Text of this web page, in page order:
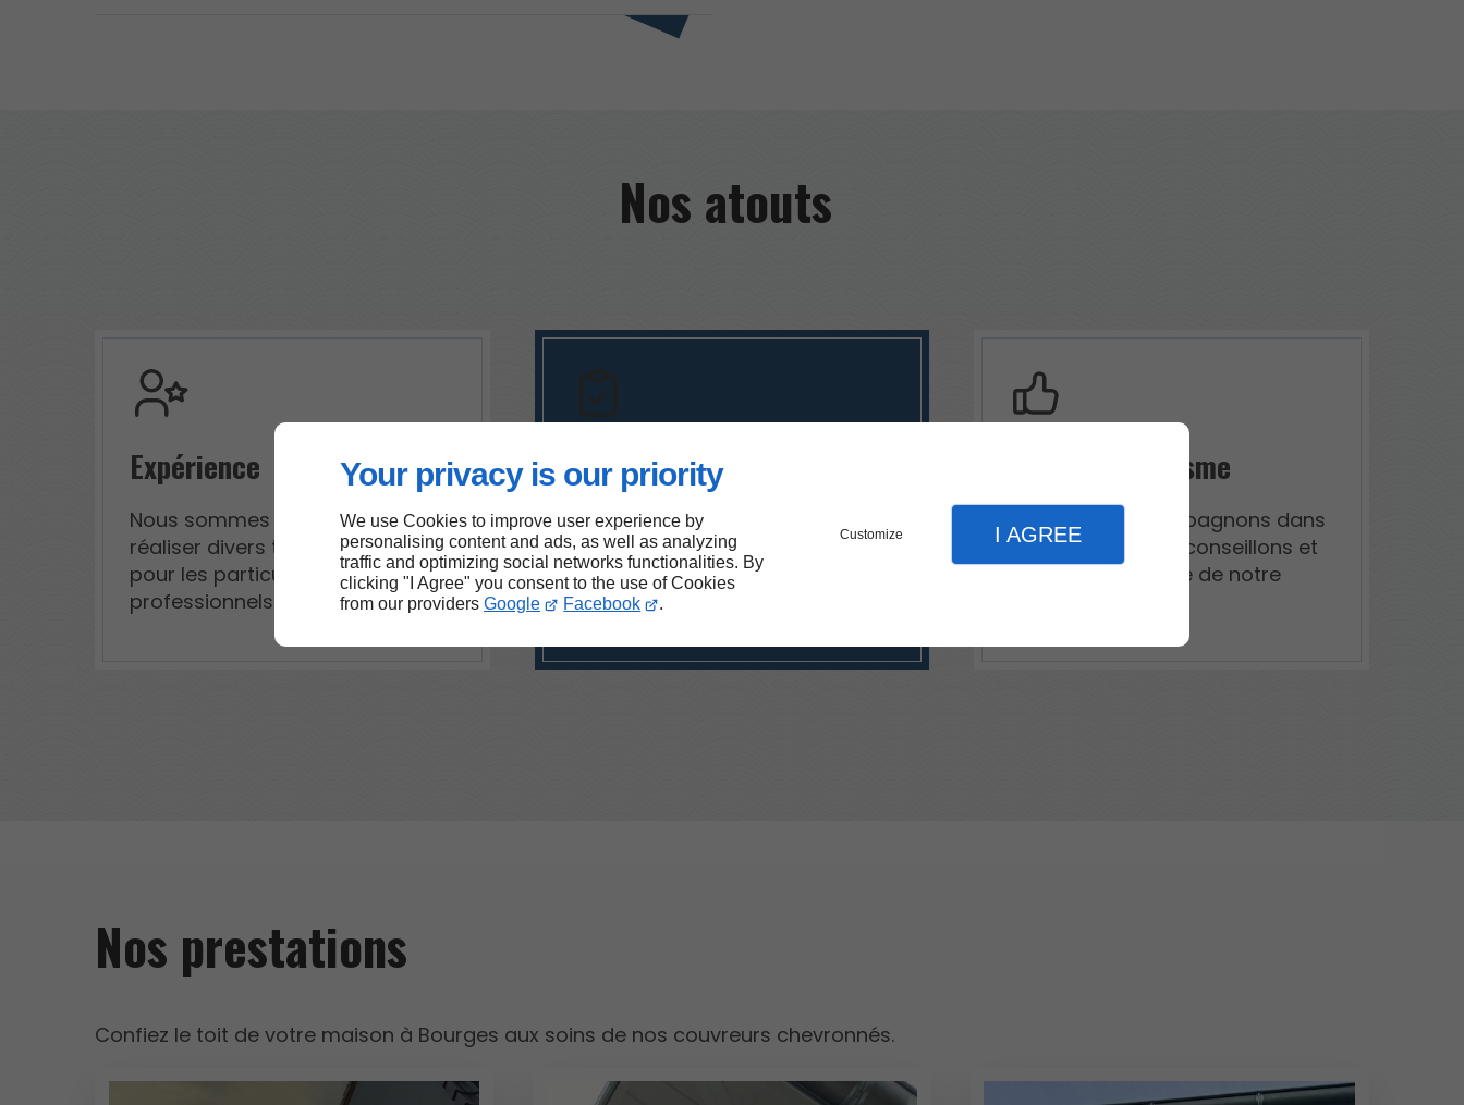
Your privacy is our priority
We use Cookies to improve user experience by
personalising content and ads, as well as analyzing
traffic and optimizing social networks functionalities. By
clicking "I Agree" you consent to the use of Cookies
from our providers Google Facebook .
Customize I AGREE
Nos atouts
Expérience
Nous sommes habitués à
réaliser divers travaux de toiture
pour les particuliers et les
professionnels.
Savoir-faire
Nous sommes en mesure
d’effectuer des travaux de
couverture et de zinguerie en
neuf et en rénovation.
Professionnalisme
Nous vous accompagnons dans
votre projet, vous conseillons et
assurons la qualité de notre
Nos prestations
Confiez le toit de votre maison à Bourges aux soins de nos couvreurs chevronnés.